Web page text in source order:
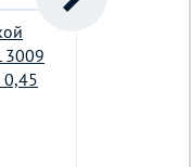
3009